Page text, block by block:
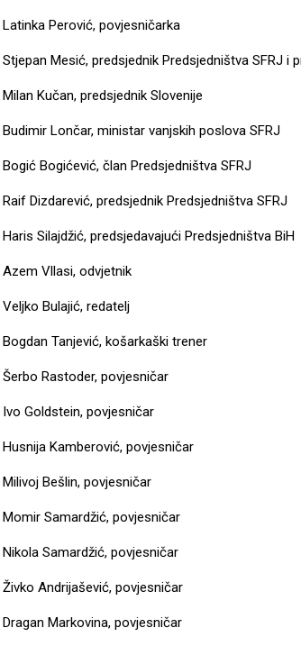
Latinka Perović, povjesničarka
Stjepan Mesić, predsjednik Predsjedništva SFRJ i
Milan Kučan, predsjednik Slovenije
Budimir Lončar, ministar vanjskih poslova SFRJ
Bogić Bogićević, član Predsjedništva SFRJ
Raif Dizdarević, predsjednik Predsjedništva SFRJ
Haris Silajdžić, predsjedavajući Predsjedništva BiH
Azem Vllasi, odvjetnik
Veljko Bulajić, redatelj
Bogdan Tanjević, košarkaški trener
Šerbo Rastoder, povjesničar
Ivo Goldstein, povjesničar
Husnija Kamberović, povjesničar
Milivoj Bešlin, povjesničar
Momir Samardžić, povjesničar
Nikola Samardžić, povjesničar
Živko Andrijašević, povjesničar
Dragan Markovina, povjesničar